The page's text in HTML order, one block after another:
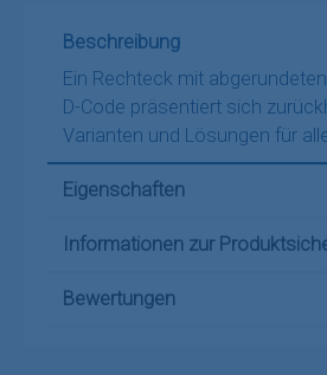
Beschreibung
Ein Rechteck mit
D-Code präsentiert sich
Varianten und Lösungen für
Eigenschaften
Informationen zur
Bewertungen